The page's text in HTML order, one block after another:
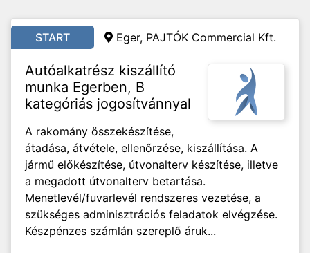
START Eger, PAJTÓK Commercial Kft.
Autóalkatrész kiszállító
munka Egerben, B
kategóriás jogosítvánnyal
A rakomány összekészítése,
átadása, átvétele, ellenőrzése, kiszállítása. A
jármű előkészítése, útvonalterv készítése, illetve
a megadott útvonalterv betartása.
Menetlevél/fuvarlevél rendszeres vezetése, a
szükséges adminisztrációs feladatok elvégzése.
Készpénzes számlán szereplő áruk...